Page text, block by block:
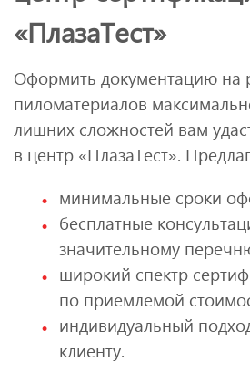
«ПлазаТест»
Оформить документацию на
пиломатериалов
лишних сложностей вам
в центр «ПлазаТест».
минимальные сроки
бесплатные
значительному
широкий спектр
по приемлемой
индивидуальный
клиенту.